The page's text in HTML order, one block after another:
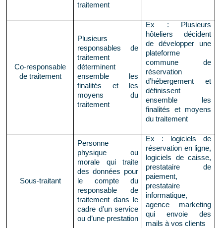
traitement
Co-responsable
de traitement
Plusieurs
responsables de
traitement
déterminent
ensemble les
finalités et les
moyens du
traitement
Ex : Plusieurs
hôteliers décident
de développer une
plateforme
commune de
réservation
d’hébergement et
définissent
ensemble les
finalités et moyens
du traitement
Sous-traitant
Personne
physique ou
morale qui traite
des données pour
le compte du
responsable de
traitement dans le
cadre d’un service
ou d’une prestation
Ex : logiciels de
réservation en ligne,
logiciels de caisse,
prestataire de
paiement,
prestataire
informatique,
agence marketing
qui envoie des
mails à vos clients